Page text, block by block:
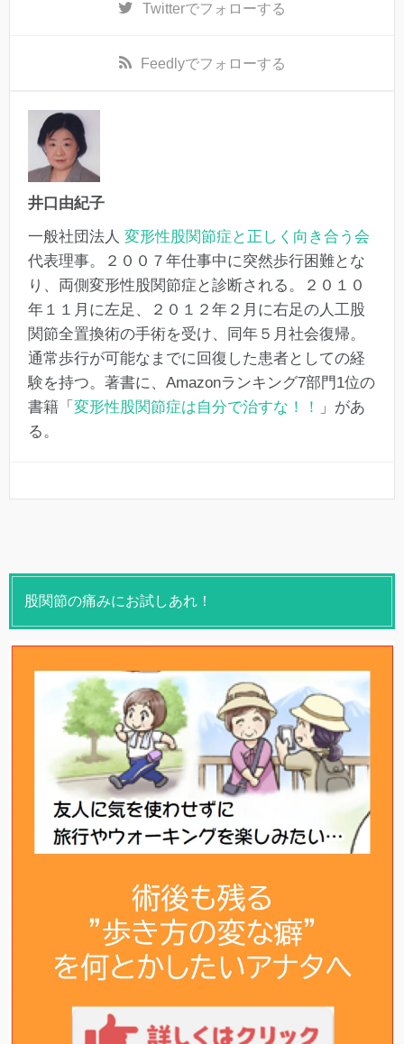
Twitterでフォローする
Feedlyでフォローする
井口由紀子
一般社団法人 変形性股関節症と正しく向き合う会
代表理事。２００７年仕事中に突然歩行困難とな
り、両側変形性股関節症と診断される。２０１０
年１１月に左足、２０１２年２月に右足の人工股
関節全置換術の手術を受け、同年５月社会復帰。
通常歩行が可能なまでに回復した患者としての経
験を持つ。著書に、Amazonランキング7部門1位の
書籍「 変形性股関節症は自分で治すな！！
」があ
る。
股関節の痛みにお試しあれ！